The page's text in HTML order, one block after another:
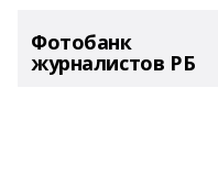
Фотобанк
журналистов РБ